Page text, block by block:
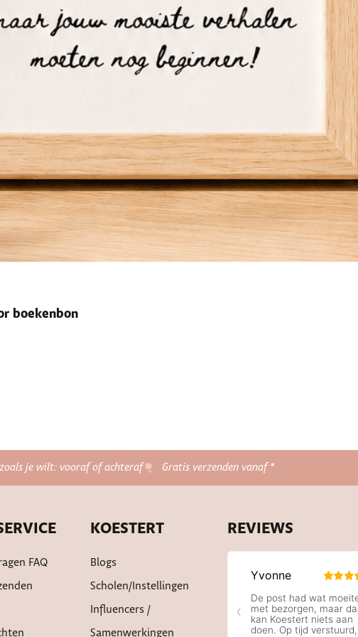
boekenbon
je wilt: vooraf of achteraf Gratis verzenden vanaf *
FAQ
KOESTERT
Blogs
Scholen/instellingen
Influencers /
Samenwerkingen
REVIEWS